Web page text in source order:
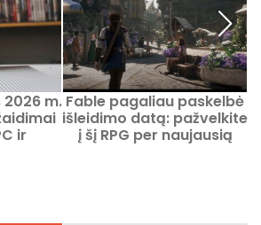
2026 m.
ir
Fable pagaliau paskelbė
išleidimo datą: pažvelkite
į šį RPG per naujausią